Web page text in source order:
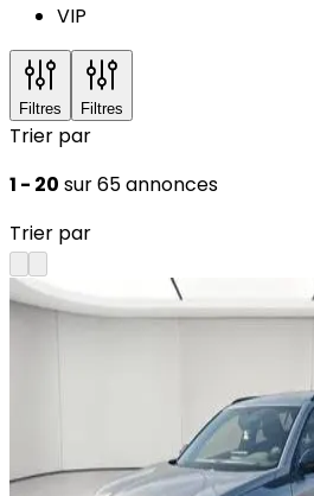
VIP
Filtres Filtres
Trier par
1 - 20 sur 65 annonces
Trier par